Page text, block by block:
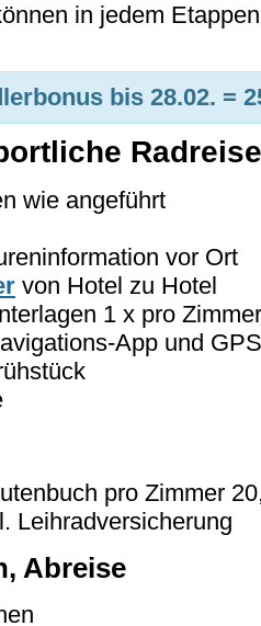
in jedem
bis 28.02. =
wie angeführt
vor Ort
von Hotel zu Hotel
1 x pro
App und
pro Zimmer
Leihradversicherung
Abreise